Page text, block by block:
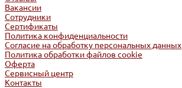
Вакансии
Сотрудники
Сертификаты
Политика конфиденциальности
Согласие на обработку персональных данных
Политика обработки файлов cookie
Оферта
Сервисный центр
Контакты